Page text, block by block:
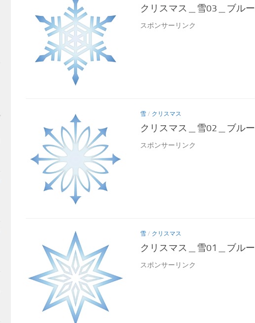
クリスマス＿雪03＿ブルー
スポンサーリンク
雪 / クリスマス
クリスマス＿雪02＿ブルー
スポンサーリンク
雪 / クリスマス
クリスマス＿雪01＿ブルー
スポンサーリンク